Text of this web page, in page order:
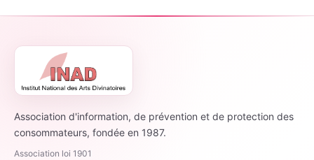
Association d'information, de prévention et de protection des
consommateurs, fondée en 1987.
Association loi 1901